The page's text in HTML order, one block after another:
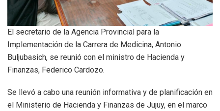
El secretario de la Agencia Provincial para la
Implementación de la Carrera de Medicina, Antonio
Buljubasich, se reunió con el ministro de Hacienda y
Finanzas, Federico Cardozo.
Se llevó a cabo una reunión informativa y de planificación en
el Ministerio de Hacienda y Finanzas de Jujuy, en el marco